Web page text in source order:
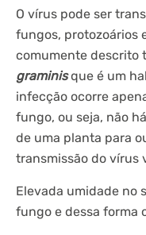
O vírus pode ser
fungos, protozoários
comumente descrito
graminisque é um
infecção ocorre
fungo, ou seja, não
de uma planta para
transmissão do vírus
Elevada umidade no
fungo e dessa forma